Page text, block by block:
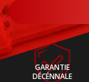
GARANTIE
DÉCÉNNALE